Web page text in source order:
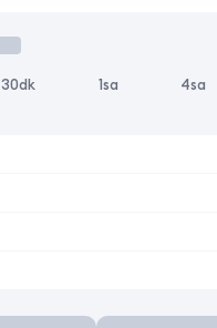
30dk 1sa 4sa